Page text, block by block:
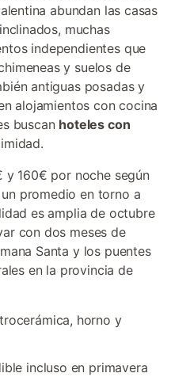
abundan las casas
muchas
independientes que
y suelos de
antiguas posadas y
alojamientos con cocina
buscan hoteles con
y 160€ por noche según
promedio en torno a
es amplia de octubre
con dos meses de
Santa y los puentes
en la provincia de
horno y
incluso en primavera